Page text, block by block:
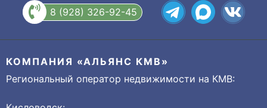
8 (928) 326-92-45
КОМПАНИЯ «АЛЬЯНС КМВ»
Региональный оператор недвижимости на КМВ: